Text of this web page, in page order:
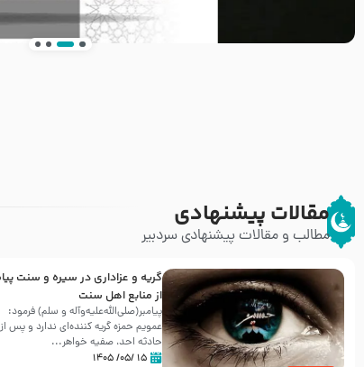
مقالات پیشنهادی
مطالب و مقالات پیشنهادی سردبیر
گریه و عزاداری در سیره و سنت
از منابع اهل سنت
پیامبر(صلی‌الله‌علیه‌وآله و سلم) فرمود:
عمویم حمزه گریه کننده‌ای ندارد و پس از
حادثه احد، صفیه خواهر...
۱۵ /۰۵/ ۱۴۰۵